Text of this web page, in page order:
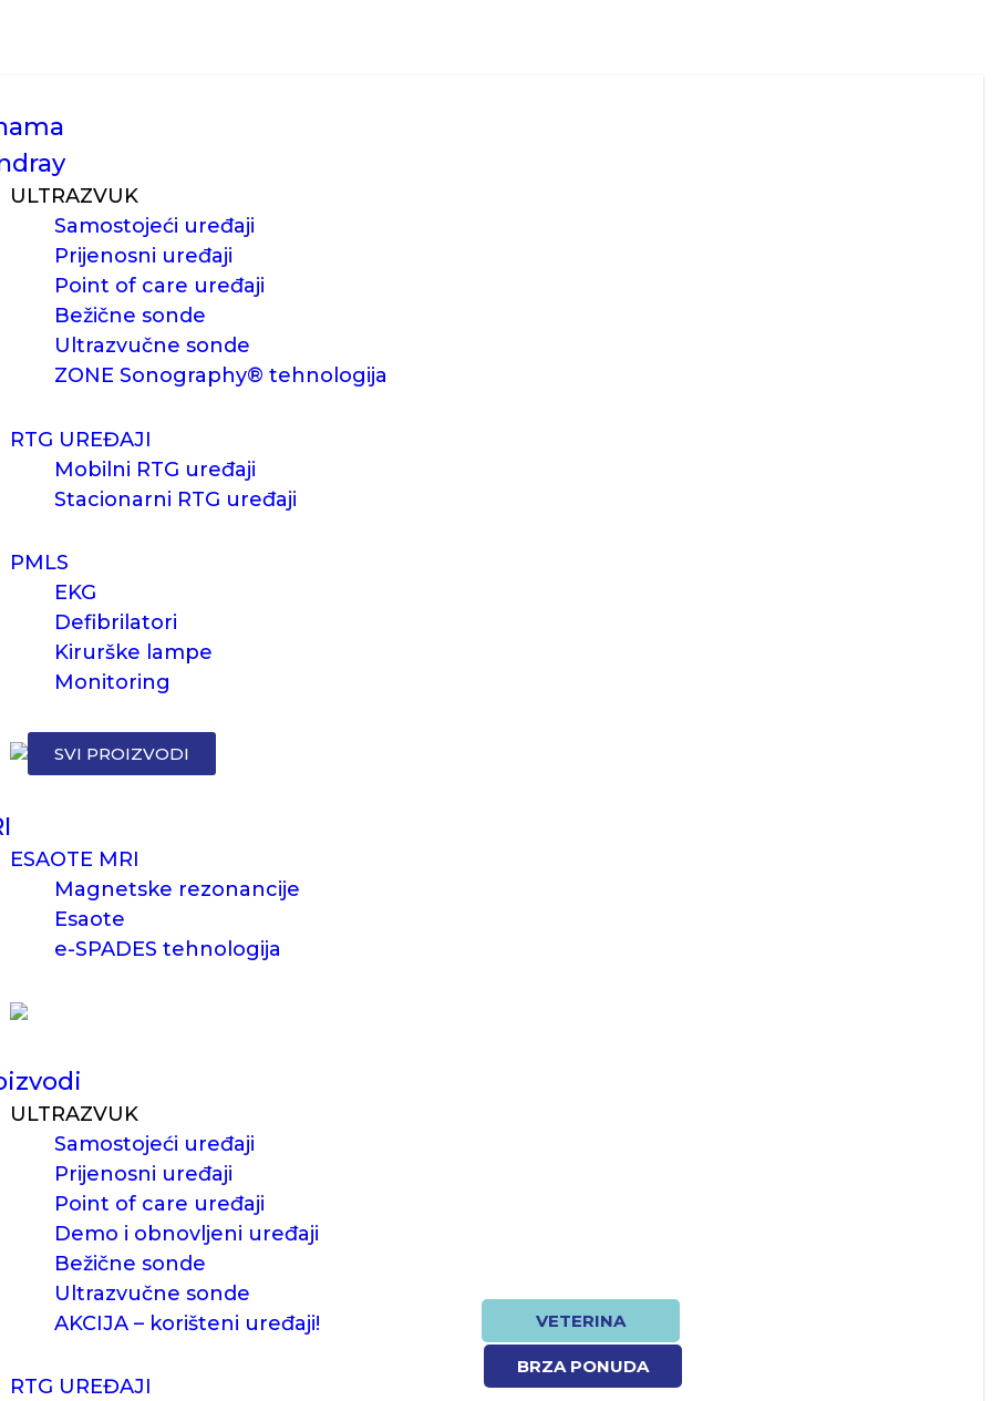
ULTRAZVUK
Samostojeći uređaji
Prijenosni uređaji
Point of care uređaji
Bežične sonde
Ultrazvučne sonde
ZONE Sonography® tehnologija
RTG UREĐAJI
Mobilni RTG uređaji
Stacionarni RTG uređaji
PMLS
EKG
Defibrilatori
Kirurške lampe
Monitoring
SVI PROIZVODI
ESAOTE MRI
Magnetske rezonancije
Esaote
e-SPADES tehnologija
ULTRAZVUK
Samostojeći uređaji
Prijenosni uređaji
Point of care uređaji
Demo i obnovljeni uređaji
Bežične sonde
Ultrazvučne sonde
AKCIJA – korišteni uređaji!
RTG UREĐAJI
VETERINA
BRZA PONUDA